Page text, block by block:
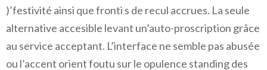
)’festivité ainsi que fronti s de recul accrues. La seule
alternative accesible levant un’auto-proscription grâce
au service acceptant. L’interface ne semble pas abusée
ou l’accent orient foutu sur le opulence standing des